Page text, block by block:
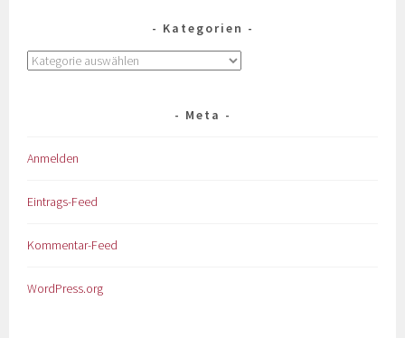
Kategorien
Meta
Anmelden
Eintrags-Feed
Kommentar-Feed
WordPress.org